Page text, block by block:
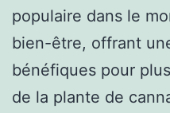
populaire dans le
bien-être, offrant
bénéfiques pour
de la plante de